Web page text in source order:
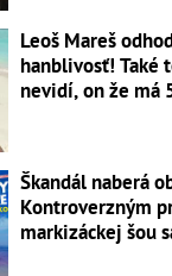
Leoš Mareš
hanblivosť! Také
nevidí, on že má
Škandál naberá
Kontroverzným
markizáckej šou